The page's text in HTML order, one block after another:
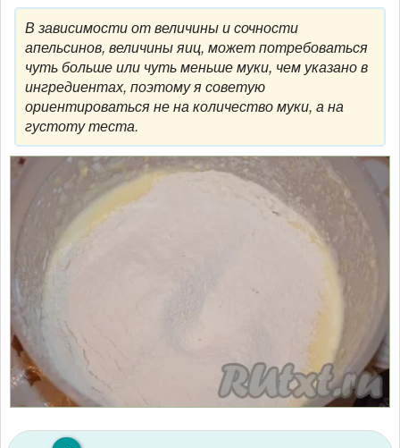
В зависимости от величины и сочности
апельсинов, величины яиц, может потребоваться
чуть больше или чуть меньше муки, чем указано в
ингредиентах, поэтому я советую
ориентироваться не на количество муки, а на
густоту теста.